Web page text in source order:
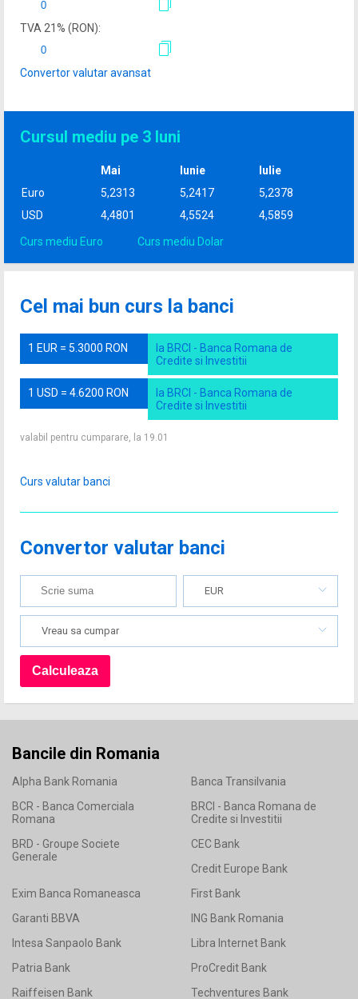
TVA 21% (RON):
Convertor valutar avansat
Cursul mediu pe 3 luni
Mai Iunie
Iulie
Euro
5,2313 5,2417
5,2378
USD
4,4801 4,5524 4,5859
Curs mediu Euro Curs mediu Dolar
Cel mai bun curs la banci
1 EUR = 5.3000 RON
la BRCI - Banca Romana de
Credite si Investitii
1 USD = 4.6200 RON
la BRCI - Banca Romana de
Credite si Investitii
valabil pentru cumparare, la 19.01
Curs valutar banci
Convertor valutar banci
EUR
Vreau sa cumpar
Bancile din Romania
Alpha Bank Romania
Banca Transilvania
BCR - Banca Comerciala
Romana
BRCI - Banca Romana de
Credite si Investitii
BRD - Groupe Societe
Generale
CEC Bank
Credit Europe Bank
Exim Banca Romaneasca
First Bank
Garanti BBVA
ING Bank Romania
Intesa Sanpaolo Bank
Libra Internet Bank
Patria Bank
ProCredit Bank
Raiffeisen Bank
Techventures Bank